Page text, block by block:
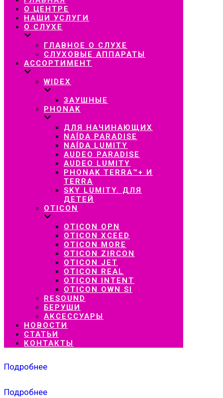
навигацию
О ЦЕНТРЕ
НАШИ УСЛУГИ
О СЛУХЕ
ГЛАВНОЕ О СЛУХЕ
СЛУХОВЫЕ АППАРАТЫ
АССОРТИМЕНТ
WIDEX
ЗАУШНЫЕ
PHONAK
ДЛЯ НАЧИНАЮЩИХ
NAÍDA PARADISE
NAÍDA LUMITY
AUDEO PARADISE
AUDEO LUMITY
PHONAK TERRA™+ И
TERRA
SKY LUMITY. ДЛЯ
ДЕТЕЙ
OTICON
OTICON OPN
OTICON XCEED
OTICON MORE
OTICON ZIRCON
OTICON JET
OTICON REAL
OTICON INTENT
OTICON OWN SI
RESOUND
БЕРУШИ
АКСЕССУАРЫ
НОВОСТИ
СТАТЬИ
КОНТАКТЫ
Подробнее
Подробнее